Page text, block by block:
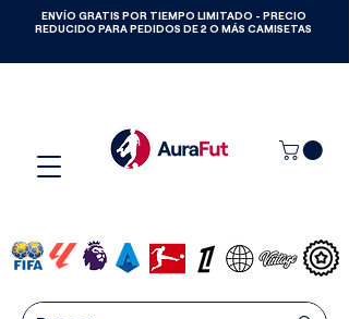
GANA CAMISETAS GRATIS HASTA
2027
ENVÍO GRATIS POR TIEMPO LIMITADO - PRECIO
REDUCIDO PARA PEDIDOS DE 2 O MÁS CAMISETAS